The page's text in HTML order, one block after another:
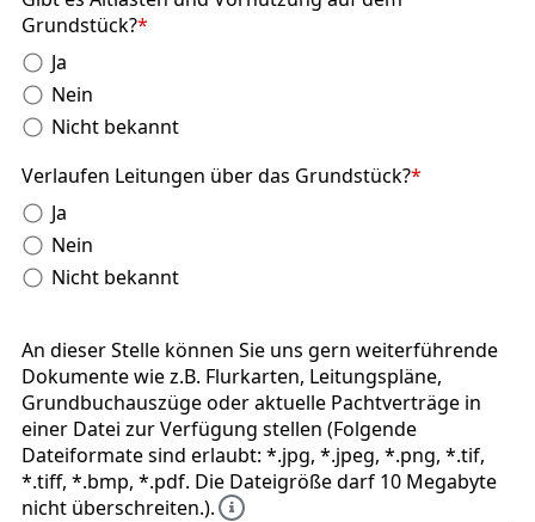
Grundstück?*
Ja
Nein
Nicht bekannt
Verlaufen Leitungen über das Grundstück?*
Ja
Nein
Nicht bekannt
An dieser Stelle können Sie uns gern weiterführende
Dokumente wie z.B. Flurkarten, Leitungspläne,
Grundbuchauszüge oder aktuelle Pachtverträge in
einer Datei zur Verfügung stellen (Folgende
Dateiformate sind erlaubt: *.jpg, *.jpeg, *.png, *.tif,
*.tiff, *.bmp, *.pdf. Die Dateigröße darf 10 Megabyte
nicht überschreiten.).